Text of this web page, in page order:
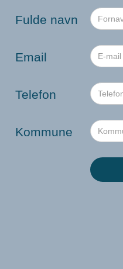
Fulde navn
Email
Telefon
Kommune